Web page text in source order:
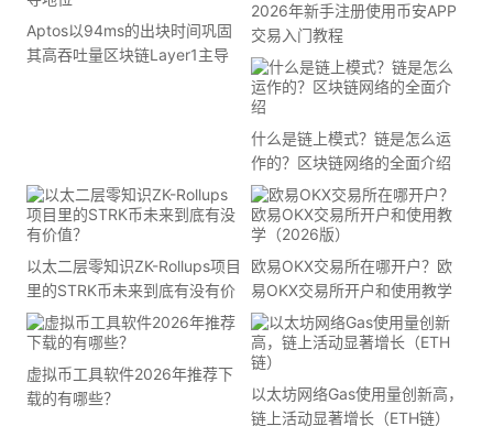
Aptos以94ms的出块时间巩固
其高吞吐量区块链Layer1主导
2026年新手注册使用币安APP
交易入门教程
什么是链上模式？链是怎么运
作的？区块链网络的全面介绍
以太二层零知识ZK-Rollups项目
里的STRK币未来到底有没有价
值？
欧易OKX交易所在哪开户？欧
易OKX交易所开户和使用教学
（2026版）
虚拟币工具软件2026年推荐下
载的有哪些？
以太坊网络Gas使用量创新高，
链上活动显著增长（ETH链）